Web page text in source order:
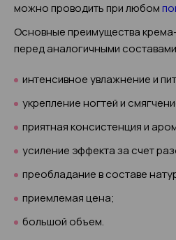
можно проводить при любом
Основные преимущества
перед аналогичными
интенсивное увлажнение и
укрепление ногтей и
приятная консистенция и
усиление эффекта за счет
преобладание в составе
приемлемая цена;
большой объем.